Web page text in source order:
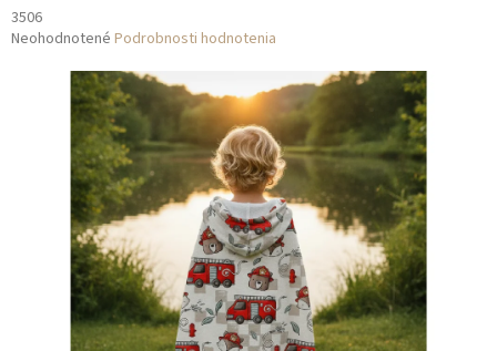
3506
Priemerné
hviezdičiek.
Neohodnotené Podrobnosti hodnotenia